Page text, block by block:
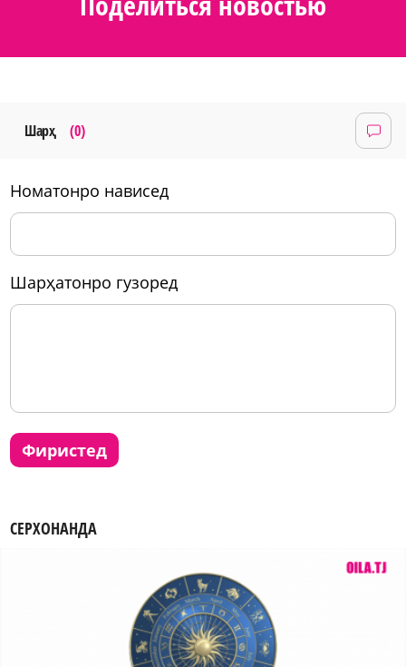
Шарҳ (0)
номатонро нависед
шарҳатонро гузоред
фиристед
СЕРХОНАНДА